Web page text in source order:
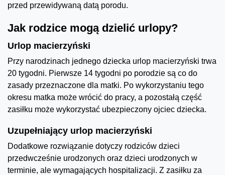
przed przewidywaną datą porodu.
Jak rodzice mogą dzielić urlopy?
Urlop macierzyński
Przy narodzinach jednego dziecka urlop macierzyński trwa
20 tygodni. Pierwsze 14 tygodni po porodzie są co do
zasady przeznaczone dla matki. Po wykorzystaniu tego
okresu matka może wrócić do pracy, a pozostałą część
zasiłku może wykorzystać ubezpieczony ojciec dziecka.
Uzupełniający urlop macierzyński
Dodatkowe rozwiązanie dotyczy rodziców dzieci
przedwcześnie urodzonych oraz dzieci urodzonych w
terminie, ale wymagających hospitalizacji. Z zasiłku za